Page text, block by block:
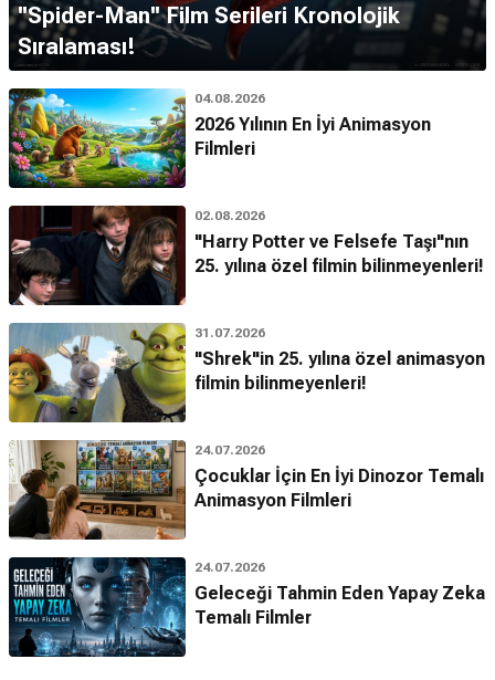
''Spider-Man'' Film Serileri Kronolojik
Sıralaması!
04.08.2026
2026 Yılının En İyi Animasyon
Filmleri
02.08.2026
"Harry Potter ve Felsefe Taşı"nın
25. yılına özel filmin bilinmeyenleri!
31.07.2026
"Shrek"in 25. yılına özel animasyon
filmin bilinmeyenleri!
24.07.2026
Çocuklar İçin En İyi Dinozor Temalı
Animasyon Filmleri
24.07.2026
Geleceği Tahmin Eden Yapay Zeka
Temalı Filmler